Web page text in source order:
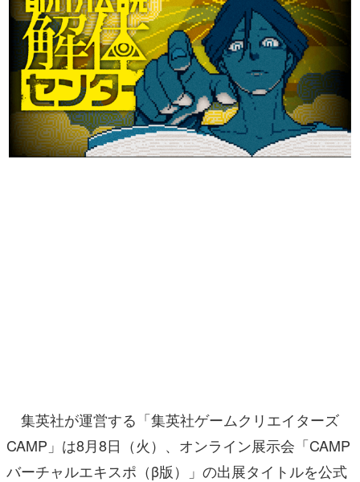
日本モバイルゲーム産業史
日本のモバイルゲーム史における主要なトピック・タイト
ルを網羅するほか、開発者へのインタビューや識者による
解説を掲載。約20年の歴史が一望できる決定版！
若ゲのいたり〜ゲームクリエイターの青春〜
『うつヌケ』『ペンと箸』等で知られるマンガ家・田中圭
一先生によるゲーム業界レポートマンガです。
なんでゲームは面白い？
アプリレビュー
その他
集英社が運営する「集英社ゲームクリエイターズ
CAMP」は8月8日（火）、オンライン展示会「CAMP
バーチャルエキスポ（β版）」の出展タイトルを公式